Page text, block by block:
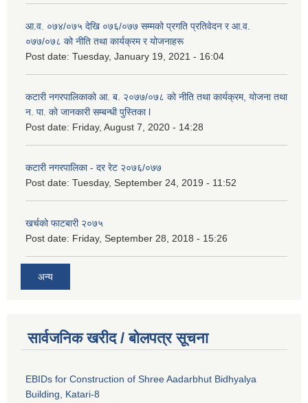
आ.व. ०७४/०७५ देखि ०७६/०७७ सम्मको प्रगति प्रतिवेदन र आ.व.
०७७/०७८ को नीति तथा कार्यक्रम र योजनाहरू
Post date: Tuesday, January 19, 2021 - 16:04
कटारी नगरपालिकाको आ. ब. २०७७/०७८ को नीति तथा कार्यक्रम, योजना तथा
न. पा. को जानकारी सम्बन्धी पुस्तिका l
Post date: Friday, August 7, 2020 - 14:28
कटारी नगरपालिका - दर रेट २०७६/०७७
Post date: Tuesday, September 24, 2019 - 11:52
खर्चको फाटबारी २०७५
Post date: Friday, September 28, 2018 - 15:26
अन्य
सार्वजनिक खरीद / बोलपत्र सूचना
EBIDs for Construction of Shree Aadarbhut Bidhyalya
Building, Katari-8